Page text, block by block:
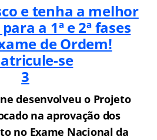
e tenha a melhor
a 1ª e 2ª fases
de Ordem!
desenvolveu o Projeto
cado na aprovação dos
no Exame Nacional da